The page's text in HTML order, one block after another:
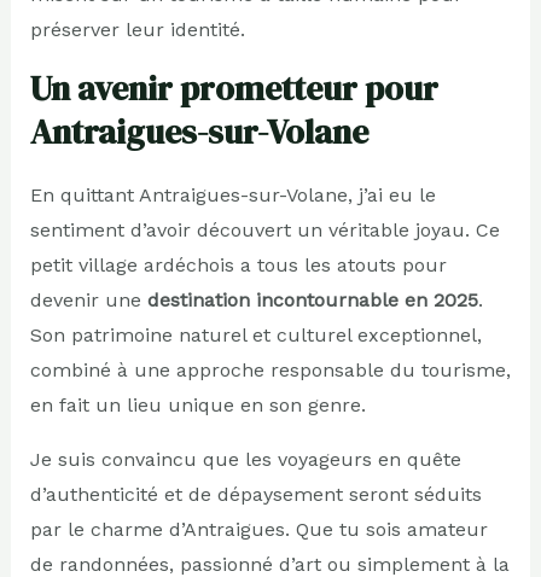
préserver leur identité.
Un avenir prometteur pour
Antraigues-sur-Volane
En quittant Antraigues-sur-Volane, j’ai eu le
sentiment d’avoir découvert un véritable joyau. Ce
petit village ardéchois a tous les atouts pour
devenir une destination incontournable en 2025.
Son patrimoine naturel et culturel exceptionnel,
combiné à une approche responsable du tourisme,
en fait un lieu unique en son genre.
Je suis convaincu que les voyageurs en quête
d’authenticité et de dépaysement seront séduits
par le charme d’Antraigues. Que tu sois amateur
de randonnées, passionné d’art ou simplement à la